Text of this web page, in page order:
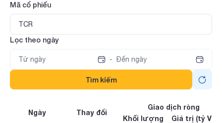
Mã cổ phiếu
Lọc theo ngày
-
Tìm kiếm
Ngày Thay đổi
Giao dịch ròng
Khối lượng
Giá trị (tỷ